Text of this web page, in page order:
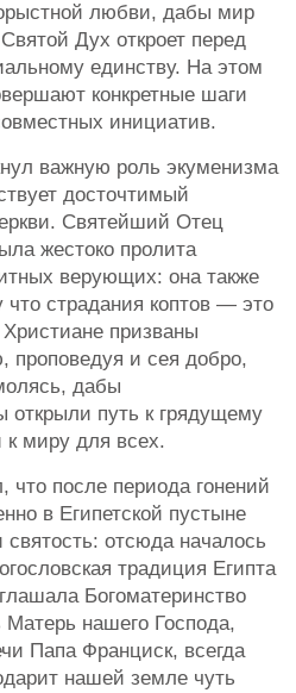
любви, дабы мир
Дух откроет перед
единству. На этом
конкретные шаги
инициатив.
важную роль экуменизма
досточтимый
Святейший Отец
жестоко пролита
верующих: она также
страдания коптов — это
призваны
проповедуя и сея добро,
дабы
открыли путь к грядущему
миру для всех.
что после периода гонений
в Египетской пустыне
отсюда началось
традиция Египта
Богоматеринство
нашего Господа,
Папа Франциск, всегда
нашей земле чуть